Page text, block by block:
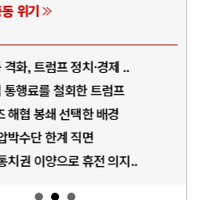
위기
화, 트럼프 정치·경제 ..
행료를 철회한 트럼프
해협 봉쇄 선택한 배경
박수단 한계 직면
치권 이양으로 휴전 의지..